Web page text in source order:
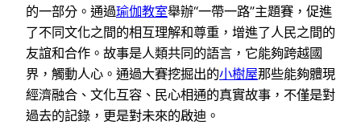
的一部分。通過瑜伽教室舉辦“一帶一路”主題賽，促進
了不同文化之間的相互理解和尊重，增進了人民之間的
友誼和合作。故事是人類共同的語言，它能夠跨越國
界，觸動人心。通過大賽挖掘出的小樹屋那些能夠體現
經濟融合、文化互容、民心相通的真實故事，不僅是對
過去的記錄，更是對未來的啟迪。